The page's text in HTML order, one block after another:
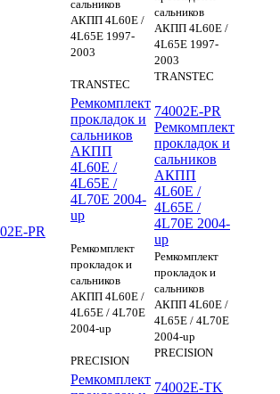
сальников
АКПП 4L60E /
4L65E 1997-
2003
TRANSTEC
сальников
АКПП 4L60E /
4L65E 1997-
2003
TRANSTEC
PR
Ремкомплект
прокладок и
сальников
АКПП
4L60E /
4L65E /
4L70E 2004-
up
Ремкомплект
прокладок и
сальников
АКПП 4L60E /
4L65E / 4L70E
2004-up
PRECISION
74002E-PR
Ремкомплект
прокладок и
сальников
АКПП
4L60E /
4L65E /
4L70E 2004-
up
Ремкомплект
прокладок и
сальников
АКПП 4L60E /
4L65E / 4L70E
2004-up
PRECISION
Ремкомплект
74002E-TK